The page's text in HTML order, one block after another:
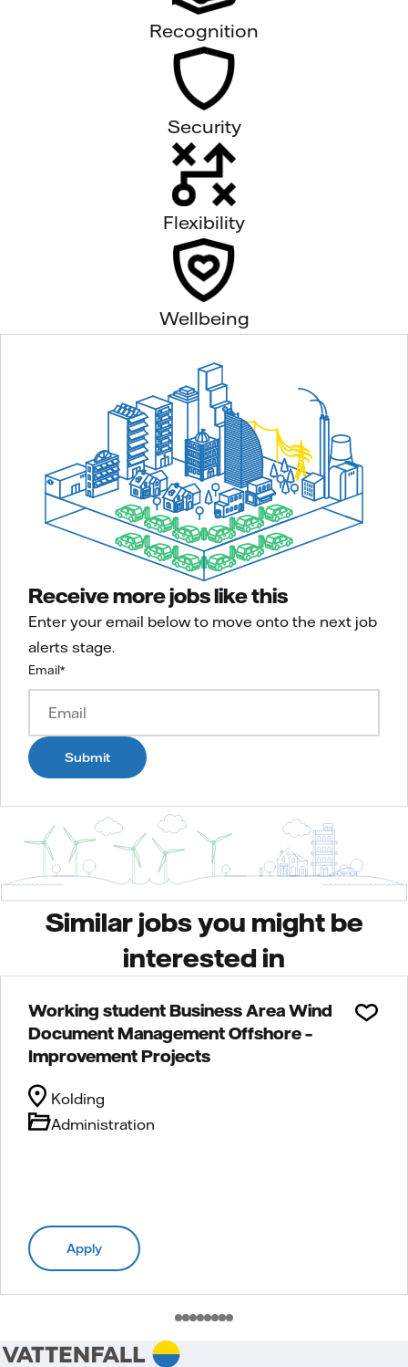
Recognition
Security
Flexibility
Wellbeing
Receive more jobs like this
Enter your email below to move onto the next job
alerts stage.
Email*
Submit
Similar jobs you might be
interested in
Working student Business Area Wind
Document Management Offshore –
Improvement Projects
Administration
Kolding
Apply